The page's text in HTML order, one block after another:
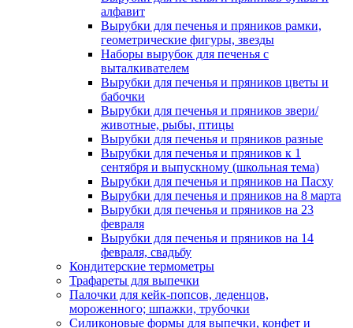
алфавит
Вырубки для печенья и пряников рамки,
геометрические фигуры, звезды
Наборы вырубок для печенья с
выталкивателем
Вырубки для печенья и пряников цветы и
бабочки
Вырубки для печенья и пряников звери/
животные, рыбы, птицы
Вырубки для печенья и пряников разные
Вырубки для печенья и пряников к 1
сентября и выпускному (школьная тема)
Вырубки для печенья и пряников на Пасху
Вырубки для печенья и пряников на 8 марта
Вырубки для печенья и пряников на 23
февраля
Вырубки для печенья и пряников на 14
февраля, свадьбу
Кондитерские термометры
Трафареты для выпечки
Палочки для кейк-попсов, леденцов,
мороженного; шпажки, трубочки
Силиконовые формы для выпечки, конфет и